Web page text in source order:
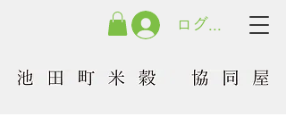
ログイン